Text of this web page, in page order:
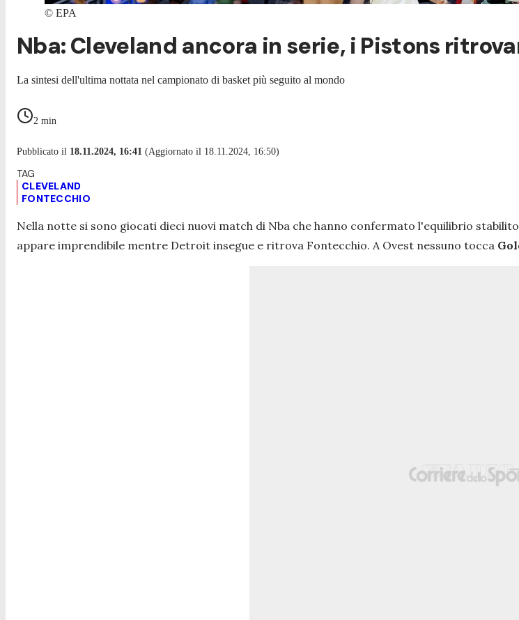
© EPA
Nba: Cleveland ancora in serie, i Pistons
La sintesi dell'ultima nottata nel campionato di basket più seguito al mondo
2 min
Pubblicato il 18.11.2024, 16:41 (Aggiornato il 18.11.2024, 16:50)
CLEVELAND
FONTECCHIO
Nella notte si sono giocati dieci nuovi match di Nba che hanno confermato l'equilibrio
appare imprendibile mentre Detroit insegue e ritrova Fontecchio. A Ovest nessuno tocca